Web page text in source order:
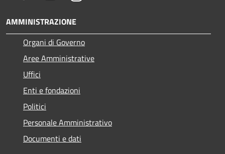
AMMINISTRAZIONE
Organi di Governo
Aree Amministrative
Uffici
Enti e fondazioni
Politici
Personale Amministrativo
Documenti e dati